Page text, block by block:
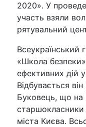
2020». У
участь взяли
рятувальний
Всеукраїнський
«Школа
ефективних дій
Відбувається
Буковець, що на
старшокласники
міста Києва.